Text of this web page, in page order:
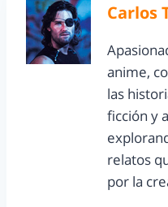
Carlos
anime,
las
ficción y
relatos
por la